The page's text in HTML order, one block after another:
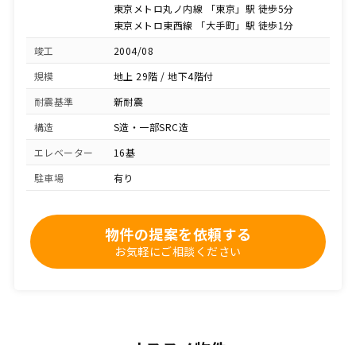
東京メトロ丸ノ内線 「東京」駅 徒歩5分
東京メトロ東西線 「大手町」駅 徒歩1分
竣工
2004/08
規模
地上 29階 / 地下4階付
耐震基準
新耐震
構造
S造・一部SRC造
エレベーター
16基
駐車場
有り
物件の提案を依頼する
お気軽にご相談ください